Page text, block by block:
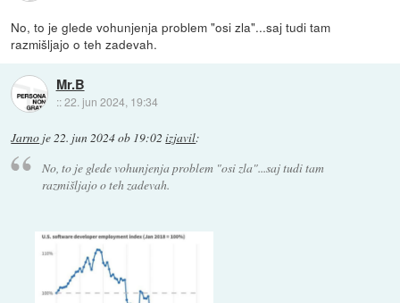
No, to je glede vohunjenja problem "osi zla"...saj tudi tam
razmišljajo o teh zadevah.
Mr.B
::22. jun 2024, 19:34
Jarno je22. jun 2024 ob 19:02 izjavil:
No, to je glede vohunjenja problem "osi zla"...saj tudi tam
razmišljajo o teh zadevah.